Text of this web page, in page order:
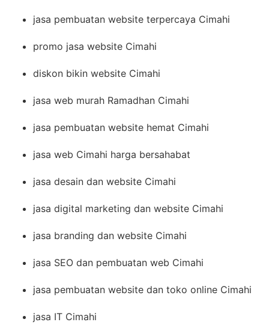
jasa pembuatan website terpercaya Cimahi
promo jasa website Cimahi
diskon bikin website Cimahi
jasa web murah Ramadhan Cimahi
jasa pembuatan website hemat Cimahi
jasa web Cimahi harga bersahabat
jasa desain dan website Cimahi
jasa digital marketing dan website Cimahi
jasa branding dan website Cimahi
jasa SEO dan pembuatan web Cimahi
jasa pembuatan website dan toko online Cimahi
jasa IT Cimahi